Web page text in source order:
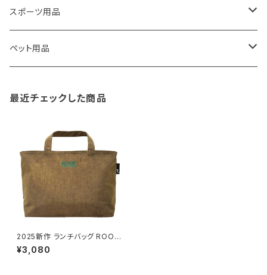
藤田金属
TG
Like-it
KIND BAG LONDON
リュックサック
ショルダーバッグ
マザーズバッグ
パソコンケース
ゴミ箱
収納用品
タオルハンガー
調理器具・調理小物
トイレ用品
バス用品
アクセサリー収納
ウェットティッシュケース
蚊やり
クッション・クッションカバー
筆記具・ペン
ノート
スポーツ用品
卓球用品
ペット用品
その他
最近チェックした商品
2025新作 ランチバッグ ROOT
OTE DELI 1096 ルートート P
T.サーモキーパー ランチ-S デ
¥3,080